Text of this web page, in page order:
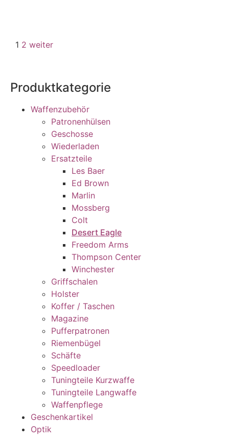
1 2 weiter
Produktkategorie
Waffenzubehör
Patronenhülsen
Geschosse
Wiederladen
Ersatzteile
Les Baer
Ed Brown
Marlin
Mossberg
Colt
Desert Eagle
Freedom Arms
Thompson Center
Winchester
Griffschalen
Holster
Koffer / Taschen
Magazine
Pufferpatronen
Riemenbügel
Schäfte
Speedloader
Tuningteile Kurzwaffe
Tuningteile Langwaffe
Waffenpflege
Geschenkartikel
Optik